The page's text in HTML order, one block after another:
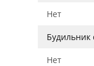
Нет
Будильник
Нет